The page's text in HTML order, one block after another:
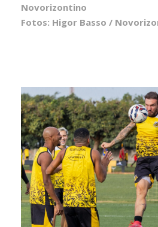
Novorizontino
Fotos: Higor Basso /